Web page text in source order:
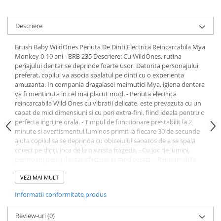
Antitusive
Decongestionant nazal
Dureri in gat
Afectiuni urinare
Prostata
Infectii urinare
Antialergice
Durere si antiinflamatoare
Neuropatii
Antistres si anxietate
Sedative
Afectiuni oftalmologice
Afectiuni ORL
Afectiuni osteo-musculo-articulare
Afectiuni respiratorii
Dureri in gat
Antitusive
Raceala si gripa
Afectiuni urinare
Infectii urinare
Prostata
Antialergice
Ingrijire la domiciliu
Scaune de dus
Scaune WC de camera
Orteze
Orteze cervicale
Orteze copii
Orteze mana
Orteze picior
Orteze spate, torace si abdomen
Plasturi
Tensiometre
Descriere
Brush Baby WildOnes Periuta De Dinti Electrica Reincarcabila Mya
Monkey 0-10 ani - BRB 235 Descriere: Cu WildOnes, rutina
periajului dentar se deprinde foarte usor. Datorita personajului
preferat, copilul va asocia spalatul pe dinti cu o experienta
amuzanta. In compania dragalasei maimutici Mya, igiena dentara
va fi mentinuta in cel mai placut mod. - Periuta electrica
reincarcabila Wild Ones cu vibratii delicate, este prevazuta cu un
capat de mici dimensiuni si cu peri extra-fini, fiind ideala pentru o
perfecta ingrijire orala. - Timpul de functionare prestabilit la 2
minute si avertismentul luminos primit la fiecare 30 de secunde
ajuta copilul sa se deprinda cu obiceiului sanatos de a se spala
corect pe dinti, inca de la o varsta frageda. - Cu joc de lumini,
(USB magnetic mai sigur pentru copii). Incarcare de 4 ore = 28 zile
de periaj (2 minute x 2 periaje pe zi). - Produsul Wild Ones a fost
dezvoltare a danturii. - Prevazuta cu ventuza la baza, pentru
fixarea pe orice suprafata. - Se comercializeaza cu doua capete de
rezerva. Instructiuni de utilizare: - Aplicati o cantitate mica de
VEZI MAI MULT
Informatii conformitate produs
Review-uri(0)